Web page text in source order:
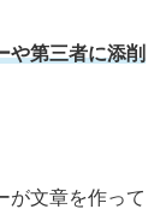
や第三者に添削
が文章を作って